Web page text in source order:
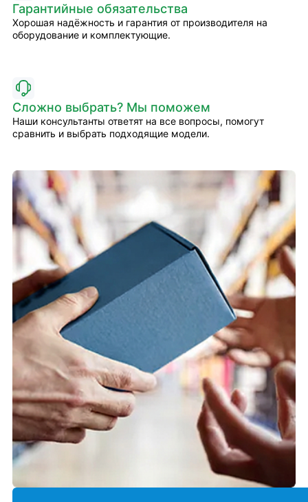
Гарантийные обязательства
Хорошая надёжность и гарантия от производителя на
оборудование и комплектующие.
Сложно выбрать? Мы поможем
Наши консультанты ответят на все вопросы, помогут
сравнить и выбрать подходящие модели.